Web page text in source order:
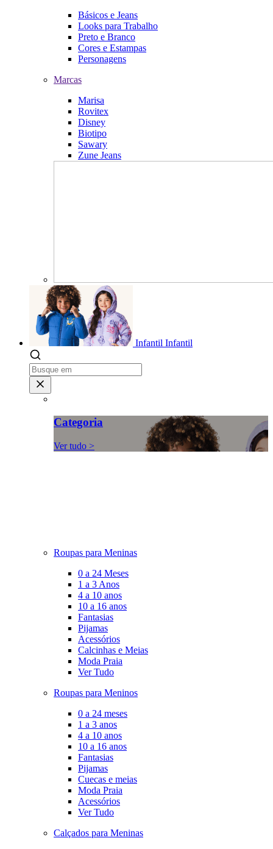
Básicos e Jeans
Looks para Trabalho
Preto e Branco
Cores e Estampas
Personagens
Marcas
Marisa
Rovitex
Disney
Biotipo
Sawary
Zune Jeans
Infantil Infantil
Categoria
Ver tudo >
Roupas para Meninas
0 a 24 Meses
1 a 3 Anos
4 a 10 anos
10 a 16 anos
Fantasias
Pijamas
Acessórios
Calcinhas e Meias
Moda Praia
Ver Tudo
Roupas para Meninos
0 a 24 meses
1 a 3 anos
4 a 10 anos
10 a 16 anos
Fantasias
Pijamas
Cuecas e meias
Moda Praia
Acessórios
Ver Tudo
Calçados para Meninas